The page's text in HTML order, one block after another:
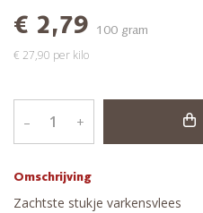
Omschrijving
Zachtste stukje varkensvlees
€ 2,79 100 gram
€ 27,90 per kilo
– +